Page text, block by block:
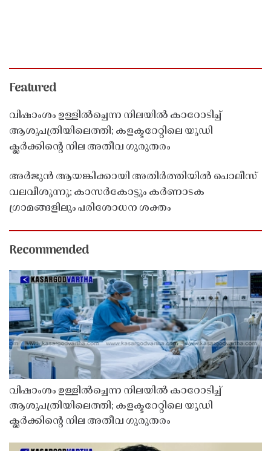
Featured
വിഷാംശം ഉള്ളിൽച്ചെന്ന നിലയിൽ കാറോടിച്ച്
ആശുപത്രിയിലെത്തി; കളക്ടറേറ്റിലെ യുഡി
ക്ലർക്കിൻ്റെ നില അതീവ ഗുരുതരം
അർജുൻ ആയങ്കിക്കായി അതിർത്തിയിൽ പൊലീസ്
വലവീശുന്നു; കാസർകോട്ടും കർണാടക
ഗ്രാമങ്ങളിലും പരിശോധന ശക്തം
Recommended
വിഷാംശം ഉള്ളിൽച്ചെന്ന നിലയിൽ കാറോടിച്ച്
ആശുപത്രിയിലെത്തി; കളക്ടറേറ്റിലെ യുഡി
ക്ലർക്കിൻ്റെ നില അതീവ ഗുരുതരം